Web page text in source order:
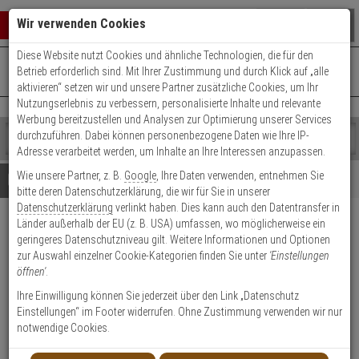
Warenkorb schließen
0 ARTIKEL IM WARENKORB
Ihr Warenkorb ist momentan leer.
Ergebnisse ()
Fertig
Shop
durchsuchen
Bitte
geben
Sie
mindestens
Zeichen
ein,
um
Suche
Es
wurde
noch
Kategorien
Suche
gestartet
+49 (0)821 899 493-0Mo. - Do.: 8:00 - 16:30 | Fr.: 8:00 - 14:00 Uhr
Kontaktservice nutzen
Details Beratung
Satel Graphite Dual PIR-
Melder 88° 18m 12V
Produktmerkmale
Datenblatt drucken
Wir verwenden Cookies
Diese Website nutzt Cookies und ähnliche Technologien, die für den
Betrieb erforderlich sind. Mit Ihrer Zustimmung und durch Klick auf „alle
aktivieren“ setzen wir und unsere Partner zusätzliche Cookies, um Ihr
Nutzungserlebnis zu verbessern, personalisierte Inhalte und relevante
Werbung bereitzustellen und Analysen zur Optimierung unserer Services
durchzuführen. Dabei können personenbezogene Daten wie Ihre IP-
Adresse verarbeitet werden, um Inhalte an Ihre Interessen anzupassen.
Wie unsere Partner, z. B. Google , Ihre Daten verwenden, entnehmen Sie
bitte deren Datenschutzerklärung, die wir für Sie in unserer
Datenschutzerklärung verlinkt haben. Dies kann auch den Datentransfer in
Länder außerhalb der EU (z. B. USA) umfassen, wo möglicherweise ein
geringeres Datenschutzniveau gilt. Weitere Informationen und Optionen
zur Auswahl einzelner Cookie-Kategorien finden Sie unter 'Einstellungen
öffnen'.
Ihre Einwilligung können Sie jederzeit über den Link „Datenschutz
Einstellungen“ im Footer widerrufen. Ohne Zustimmung verwenden wir nur
notwendige Cookies.